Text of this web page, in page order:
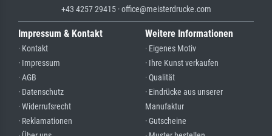
+43 4257 29415 · office@meisterdrucke.com
Impressum & Kontakt
· Kontakt
· Impressum
· AGB
· Datenschutz
· Widerrufsrecht
· Reklamationen
Weitere Informationen
· Eigenes Motiv
· Ihre Kunst verkaufen
· Qualität
· Eindrücke aus unserer
Manufaktur
· Gutscheine